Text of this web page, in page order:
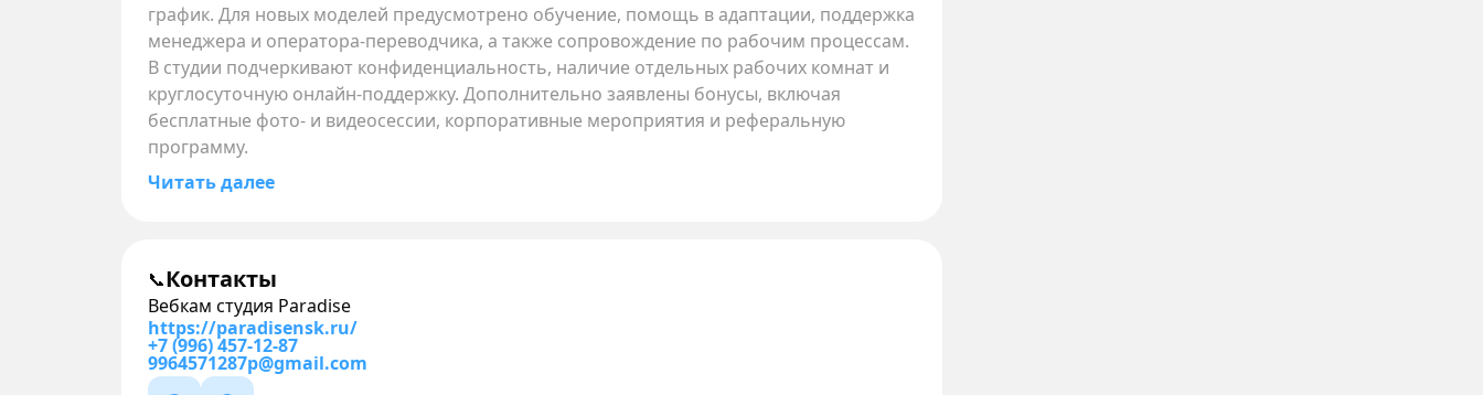
график. Для новых моделей предусмотрено обучение, помощь в адаптации, поддержка
менеджера и оператора-переводчика, а также сопровождение по рабочим процессам.
В студии подчеркивают конфиденциальность, наличие отдельных рабочих комнат и
круглосуточную онлайн-поддержку. Дополнительно заявлены бонусы, включая
бесплатные фото- и видеосессии, корпоративные мероприятия и реферальную
программу.
Читать далее
📞Контакты
Вебкам студия Paradise
https://paradisensk.ru/
+7 (996) 457-12-87
9964571287p@gmail.com